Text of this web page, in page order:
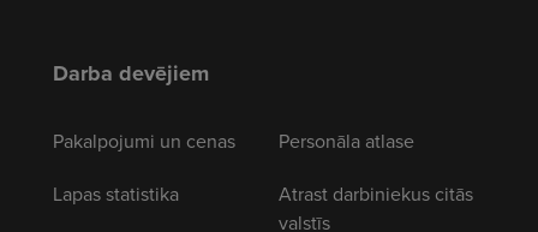
Darba devējiem
Pakalpojumi un cenas
Lapas statistika
Personāla atlase
Atrast darbiniekus citās
valstīs